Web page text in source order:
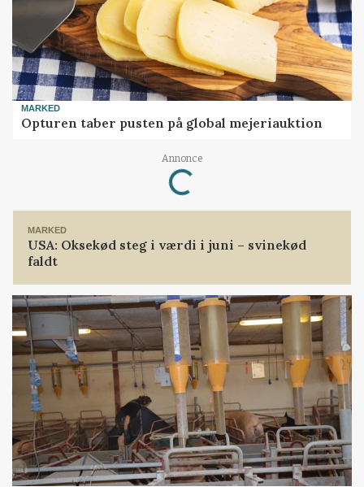
MARKED
Opturen taber pusten på global mejeriauktion
Annonce
Loading...
MARKED
USA: Oksekød steg i værdi i juni – svinekød
faldt